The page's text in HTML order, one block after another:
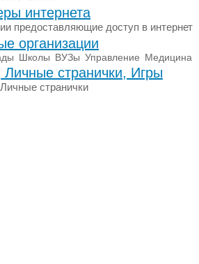
интернета
предоставляющие доступ в интернет
организации
Школы ВУЗы Управление Медицина
странички, Игры
Личные странички